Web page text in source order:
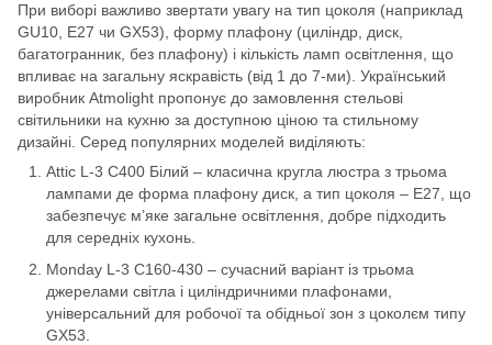
При виборі важливо звертати увагу на тип цоколя (наприклад
GU10, E27 чи GX53), форму плафону (циліндр, диск,
багатогранник, без плафону) і кількість ламп освітлення, що
впливає на загальну яскравість (від 1 до 7-ми). Український
виробник Atmolight пропонує до замовлення стельові
світильники на кухню за доступною ціною та стильному
дизайні. Серед популярних моделей виділяють:
Attic L-3 C400 Білий – класична кругла люстра з трьома
лампами де форма плафону диск, а тип цоколя – E27, що
забезпечує м’яке загальне освітлення, добре підходить
для середніх кухонь.
Monday L-3 C160-430 – сучасний варіант із трьома
джерелами світла і циліндричними плафонами,
універсальний для робочої та обідньої зон з цоколєм типу
GX53.